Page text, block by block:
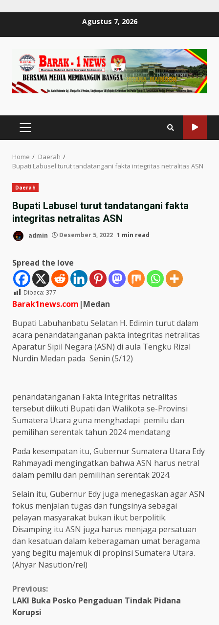
Agustus 7, 2026
PRIMARY
MENU
Home
Daerah
Bupati Labusel turut tandatangani fakta integritas netralitas ASN
Daerah
Bupati Labusel turut tandatangani fakta
integritas netralitas ASN
admin Desember 5, 2022 1 min read
Spread the love
Dibaca: 377
Barak1news.com |Medan
Bupati Labuhanbatu Selatan H. Edimin turut dalam
acara penandatanganan pakta integritas netralitas
Aparatur Sipil Negara (ASN) di aula Tengku Rizal
Nurdin Medan pada Senin (5/12)
penandatanganan Fakta Integritas netralitas
tersebut diikuti Bupati dan Walikota se-Provinsi
Sumatera Utara guna menghadapi pemilu dan
pemilihan serentak tahun 2024 mendatang
Pada kesempatan itu, Gubernur Sumatera Utara Edy
Rahmayadi mengingatkan bahwa ASN harus netral
dalam pemilu dan pemilihan serentak 2024.
Selain itu, Gubernur Edy juga menegaskan agar ASN
fokus menjalan tugas dan fungsinya sebagai
pelayan masyarakat bukan ikut berpolitik.
Disamping itu ASN juga harus menjaga persatuan
dan kesatuan dalam keberagaman umat beragama
yang begitu majemuk di propinsi Sumatera Utara.
(Ahyar Nasution/rel)
Continue
Reading
Previous:
LAKI Buka Posko Pengaduan Tindak Pidana
Korupsi